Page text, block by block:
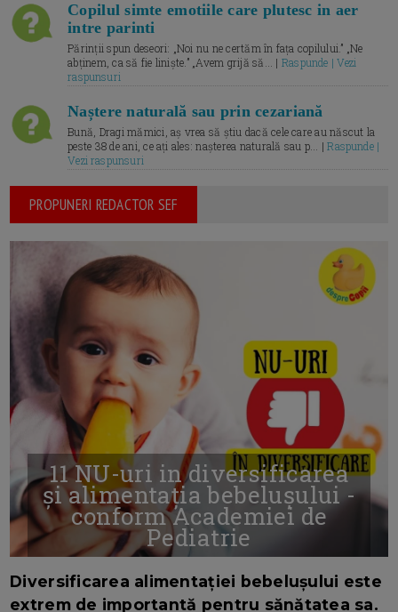
Copilul simte emotiile care plutesc in aer
intre parinti
Părinții spun deseori: „Noi nu ne certăm în fața copilului.” „Ne
abținem, ca să fie liniște.” „Avem grijă să... | Raspunde | Vezi
raspunsuri
Naștere naturală sau prin cezariană
Bună, Dragi mămici, aș vrea să știu dacă cele care au născut la
peste 38 de ani, ce ați ales: nașterea naturală sau p... |Raspunde |
Vezi raspunsuri
PROPUNERI REDACTOR SEF
11 NU-uri in diversificarea
și alimentația bebelușului -
conform Academiei de
Pediatrie
Diversificarea alimentației bebelușului este
extrem de importantă pentru sănătatea sa.